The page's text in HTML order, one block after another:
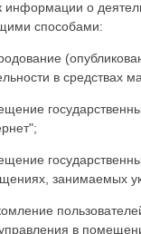
информации о
способами:
в средствах
занимаемых
в